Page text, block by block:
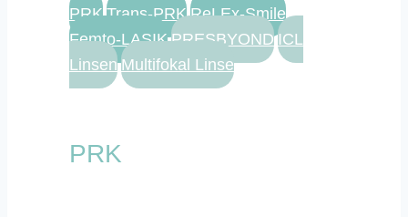
PRK Trans-PRK ReLEx-Smile
Femto-LASIK PRESBYOND ICL
Linsen Multifokal Linse
PRK